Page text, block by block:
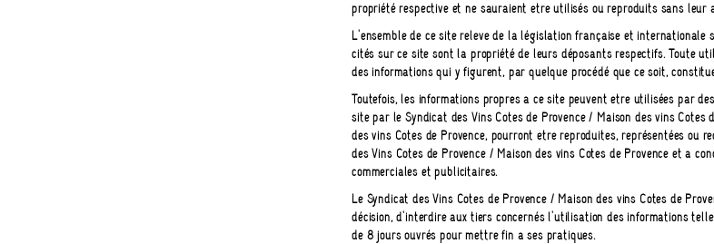
propriété respective et ne sauraient être utilisés ou reproduits sans leur
L'ensemble de ce site relève de la législation française et
cités sur ce site sont la propriété de leurs déposants respectifs. Toute
des informations qui y figurent, par quelque procédé que ce soit,
Toutefois, les informations propres à ce site peuvent être utilisées par
site par le Syndicat des Vins Côtes de Provence / Maison des vins
des vins Côtes de Provence, pourront être reproduites, représentées
des Vins Côtes de Provence / Maison des vins Côtes de Provence et à
commerciales et publicitaires.
Le Syndicat des Vins Côtes de Provence / Maison des vins Côtes de
décision, d'interdire aux tiers concernés l'utilisation des informations
de 8 jours ouvrés pour mettre fin à ses pratiques.